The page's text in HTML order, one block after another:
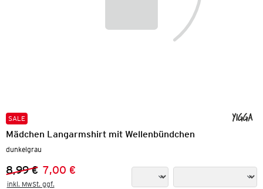
SALE
Mädchen Langarmshirt mit Wellenbündchen
dunkelgrau
Vorheriger Preis:
8,99 €
Neuer Preis:
7,00 €
inkl. MwSt. ggf.